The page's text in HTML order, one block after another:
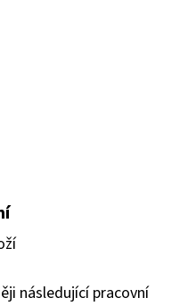
následující pracovní